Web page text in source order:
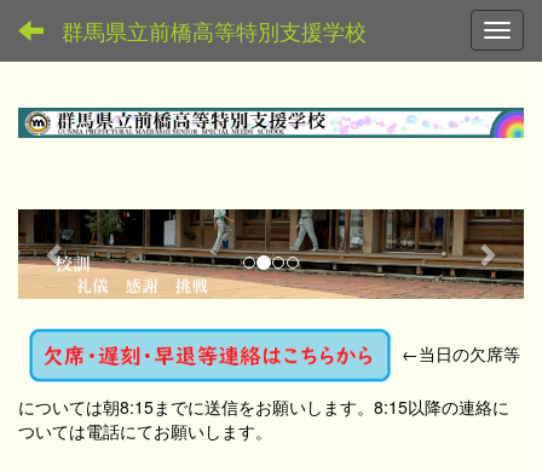
群馬県立前橋高等特別支援学校
p
r
e
v
i
o
u
n
e
x
←当日の欠席等
については朝8:15までに送信をお願いします。8:15以降の連絡に
ついては電話にてお願いします。